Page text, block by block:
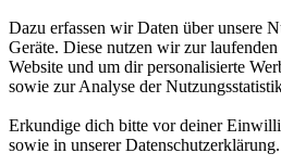
Dazu erfassen wir Daten über unsere
Geräte. Diese nutzen wir zur
Website und um dir personalisierte
sowie zur Analyse der
Erkundige dich bitte vor deiner
sowie in unserer Datenschutzerklärung.